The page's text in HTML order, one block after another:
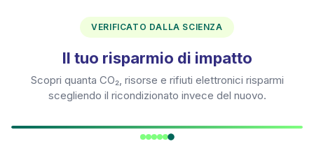
VERIFICATO DALLA SCIENZA
Il tuo risparmio di impatto
Scopri quanta CO₂, risorse e rifiuti elettronici risparmi
scegliendo il ricondizionato invece del nuovo.